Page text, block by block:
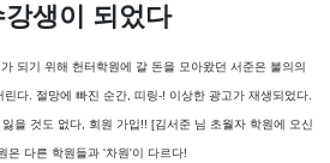
생이 되었다
되기 위해 헌터학원에 갈 돈을 모아왔던 서준은 불의의
다. 절망에 빠진 순간, 띠링-! 이상한 광고가 재생되었다.
을 것도 없다, 회원 가입!! [김서준 님 초월자 학원에 오신
은 다른 학원들과 '차원'이 다르다!